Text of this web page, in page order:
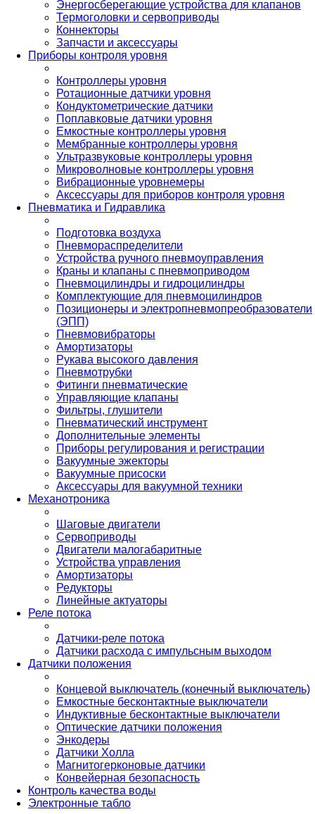
Энергосберегающие устройства для клапанов
Термоголовки и сервоприводы
Коннекторы
Запчасти и аксессуары
Приборы контроля уровня
Контроллеры уровня
Ротационные датчики уровня
Кондуктометрические датчики
Поплавковые датчики уровня
Емкостные контроллеры уровня
Мембранные контроллеры уровня
Ультразвуковые контроллеры уровня
Микроволновые контроллеры уровня
Вибрационные уровнемеры
Аксессуары для приборов контроля уровня
Пневматика и Гидравлика
Подготовка воздуха
Пневмораспределители
Устройства ручного пневмоуправления
Краны и клапаны с пневмоприводом
Пневмоцилиндры и гидроцилиндры
Комплектующие для пневмоцилиндров
Позиционеры и электропневмопреобразователи
(ЭПП)
Пневмовибраторы
Амортизаторы
Рукава высокого давления
Пневмотрубки
Фитинги пневматические
Управляющие клапаны
Фильтры, глушители
Пневматический инструмент
Дополнительные элементы
Приборы регулирования и регистрации
Вакуумные эжекторы
Вакуумные присоски
Аксессуары для вакуумной техники
Механотроника
Шаговые двигатели
Сервоприводы
Двигатели малогабаритные
Устройства управления
Амортизаторы
Редукторы
Линейные актуаторы
Реле потока
Датчики-реле потока
Датчики расхода с импульсным выходом
Датчики положения
Концевой выключатель (конечный выключатель)
Емкостные бесконтактные выключатели
Индуктивные бесконтактные выключатели
Оптические датчики положения
Энкодеры
Датчики Холла
Магнитогерконовые датчики
Конвейерная безопасность
Контроль качества воды
Электронные табло